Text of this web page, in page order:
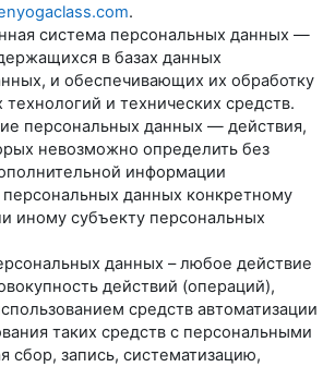
.
система персональных данных —
в базах данных
и обеспечивающих их обработку
и технических средств.
персональных данных — действия,
невозможно определить без
информации
данных конкретному
иному субъекту персональных
данных – любое действие
действий (операций),
средств автоматизации
таких средств с персональными
сбор, запись, систематизацию,